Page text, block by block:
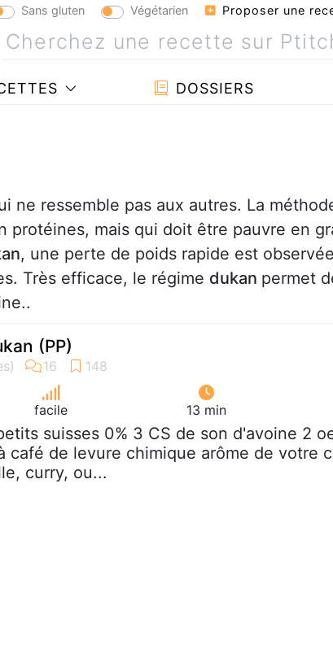
Sans gluten Végétarien Proposer une
DOSSIERS
ne ressemble pas aux autres. La
protéines, mais qui doit être pauvre en
, une perte de poids rapide est
Très efficace, le régime dukan permet
(PP)
facile 13 min
suisses 0% 3 CS de son d'avoine 2
café de levure chimique arôme de votre
curry, ou...